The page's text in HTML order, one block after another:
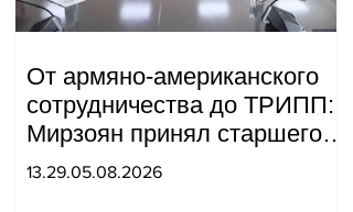
От армяно-американского
сотрудничества до ТРИПП:
Мирзоян принял старшего
советника специального
13.29.05.08.2026